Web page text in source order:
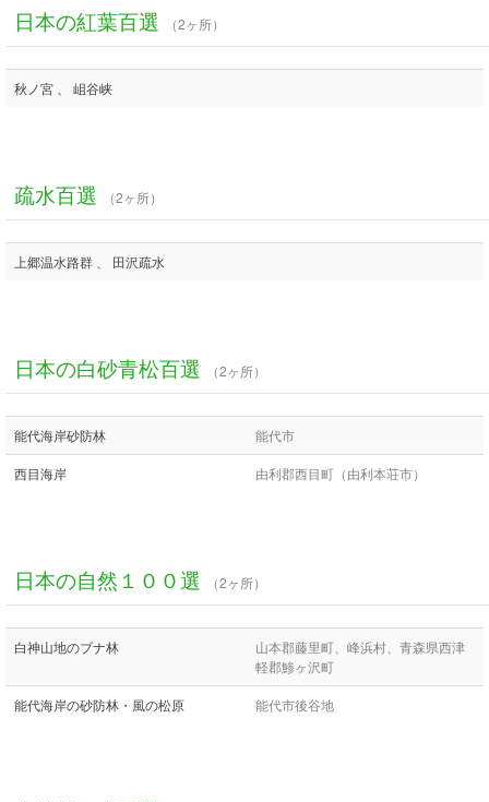
日本の紅葉百選 （2ヶ所）
秋ノ宮 、 岨谷峡
疏水百選 （2ヶ所）
上郷温水路群 、 田沢疏水
日本の白砂青松百選 （2ヶ所）
能代海岸砂防林 能代市
西目海岸 由利郡西目町（由利本荘市）
日本の自然１００選 （2ヶ所）
白神山地のブナ林
山本郡藤里町、峰浜村、青森県西津
軽郡鯵ヶ沢町
能代海岸の砂防林・風の松原 能代市後谷地